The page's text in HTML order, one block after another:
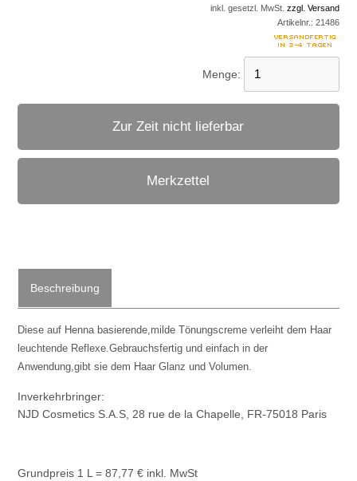
inkl. gesetzl. MwSt. zzgl. Versand
Artikelnr.: 21486
Menge:
Zur Zeit nicht lieferbar
Merkzettel
Beschreibung
Diese auf Henna basierende,milde Tönungscreme verleiht dem Haar
leuchtende Reflexe.Gebrauchsfertig und einfach in der
Anwendung,gibt sie dem Haar Glanz und Volumen.
Inverkehrbringer:
NJD Cosmetics S.A.S, 28 rue de la Chapelle, FR-75018 Paris
Grundpreis 1 L = 87,77 € inkl. MwSt